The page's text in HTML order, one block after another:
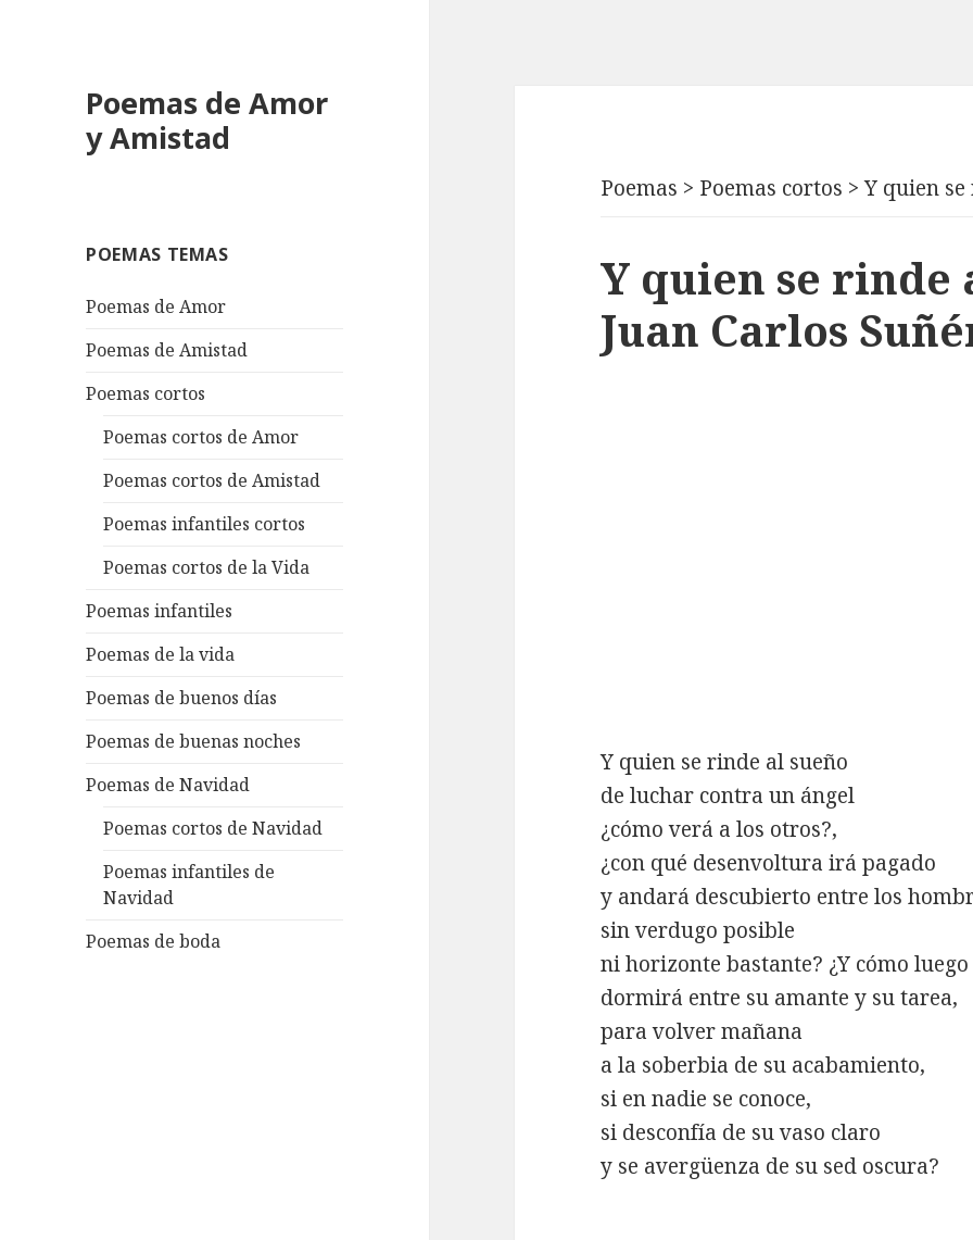
Poemas de Amor
y Amistad
POEMAS TEMAS
Poemas de Amor
Poemas de Amistad
Poemas cortos
Poemas cortos de Amor
Poemas cortos de Amistad
Poemas infantiles cortos
Poemas cortos de la Vida
Poemas infantiles
Poemas de la vida
Poemas de buenos días
Poemas de buenas noches
Poemas de Navidad
Poemas cortos de Navidad
Poemas infantiles de
Navidad
Poemas de boda
Poemas > Poemas cortos >Y quien
Y quien se rinde
Juan Carlos
Y quien se rinde al sueño
de luchar contra un ángel
¿cómo verá a los otros?,
¿con qué desenvoltura irá pagado
y andará descubierto entre los
sin verdugo posible
ni horizonte bastante? ¿Y cómo luego
dormirá entre su amante y su tarea,
para volver mañana
a la soberbia de su acabamiento,
si en nadie se conoce,
si desconfía de su vaso claro
y se avergüenza de su sed oscura?